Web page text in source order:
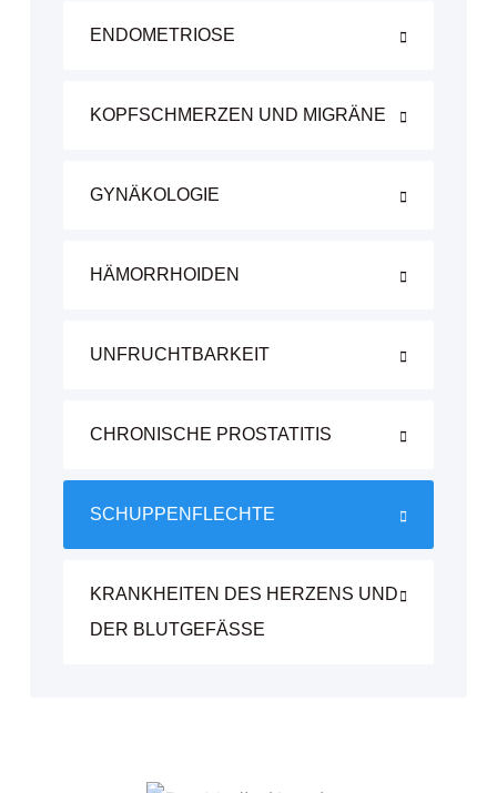
ENDOMETRIOSE
KOPFSCHMERZEN UND MIGRÄNE
GYNÄKOLOGIE
HÄMORRHOIDEN
UNFRUCHTBARKEIT
CHRONISCHE PROSTATITIS
SCHUPPENFLECHTE
KRANKHEITEN DES HERZENS UND
DER BLUTGEFÄSSE